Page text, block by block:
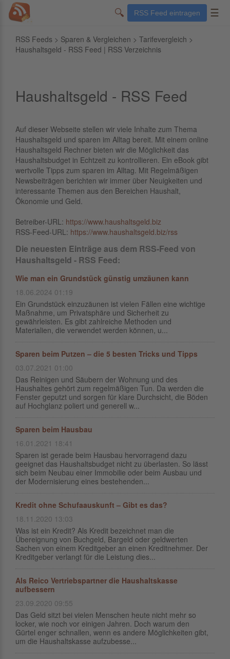
🔍 RSS Feed eintragen ☰
RSS Feeds > Sparen & Vergleichen > Tarifevergleich >
Haushaltsgeld - RSS Feed | RSS Verzeichnis
Haushaltsgeld - RSS Feed
Auf dieser Webseite stellen wir viele Inhalte zum Thema
Haushaltsgeld und sparen im Alltag bereit. Mit einem online
Haushaltsgeld Rechner bieten wir die Möglichkeit das
Haushaltsbudget in Echtzeit zu kontrollieren. Ein eBook gibt
wertvolle Tipps zum sparen im Alltag. Mit Regelmäßigen
Newsbeiträgen berichten wir immer über Neuigkeiten und
interessante Themen aus den Bereichen Haushalt,
Ökonomie und Geld.
Betreiber-URL: https://www.haushaltsgeld.biz
RSS-Feed-URL: https://www.haushaltsgeld.biz/rss
Die neuesten Einträge aus dem RSS-Feed von
Haushaltsgeld - RSS Feed:
Wie man ein Grundstück günstig umzäunen kann
18.06.2024 01:19
Ein Grundstück einzuzäunen ist vielen Fällen eine wichtige
Maßnahme, um Privatsphäre und Sicherheit zu
gewährleisten. Es gibt zahlreiche Methoden und
Materialien, die verwendet werden können, u...
Sparen beim Putzen – die 5 besten Tricks und Tipps
03.07.2021 01:00
Das Reinigen und Säubern der Wohnung und des
Haushaltes gehört zum regelmäßigen Tun. Da werden die
Fenster geputzt und sorgen für klare Durchsicht, die Böden
auf Hochglanz poliert und generell w...
Sparen beim Hausbau
16.01.2021 18:41
Sparen ist gerade beim Hausbau hervorragend dazu
geeignet das Haushaltsbudget nicht zu überlasten. So lässt
sich beim Neubau einer Immobilie oder beim Ausbau und
der Modernisierung eines bestehenden...
Kredit ohne Schufaauskunft – Gibt es das?
18.11.2020 13:03
Was ist ein Kredit? Als Kredit bezeichnet man die
Übereignung von Buchgeld, Bargeld oder geldwerten
Sachen von einem Kreditgeber an einen Kreditnehmer. Der
Kreditgeber verlangt für die Leistung dies...
Als Reico Vertriebspartner die Haushaltskasse
aufbessern
23.09.2020 09:55
Das Geld sitzt bei vielen Menschen heute nicht mehr so
locker, wie noch vor einigen Jahren. Doch warum den
Gürtel enger schnallen, wenn es andere Möglichkeiten gibt,
um die Haushaltskasse aufzubesse...